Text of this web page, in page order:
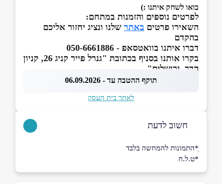
בואו לשחק איתנו :)
לפרטים נוספים והזמנות במתחם:
השאירו פרטים באתר שלנו ונציג יחזור אליכם
בהקדם
דברו איתנו בוואטסאפ - 050-6661886
בקרו אותנו בסניף בכתובת "גנרל פייר קניג 26, קניון
הדר, ירושלים"
תוקף ההטבה עד - 06.09.2026
לאתר בית העסק
חשוב לדעת
ָ*התמונות להמחשה בלבד
*ט.ל.ח